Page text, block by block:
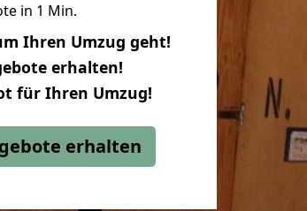
in 1 Min.
Ihren Umzug geht!
erhalten!
für Ihren Umzug!
erhalten